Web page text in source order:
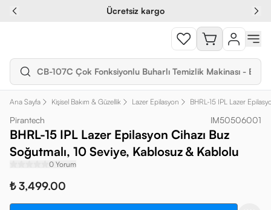
Ücretsiz kargo
Ana Sayfa Kişisel Bakım & Güzellik Lazer Epilasyon BHRL-15 IPL Lazer
Pirantech IM50506001
BHRL-15 IPL Lazer Epilasyon Cihazı Buz
Soğutmalı, 10 Seviye, Kablosuz & Kablolu
0 Yorum
₺ 3,499.00